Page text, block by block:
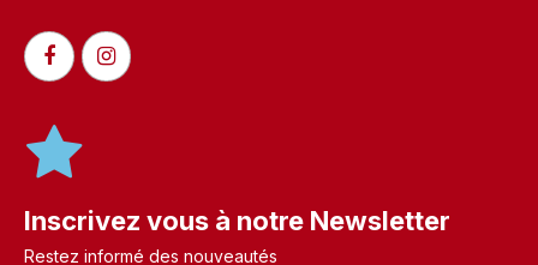
Inscrivez vous à notre Newsletter
Restez informé des nouveautés